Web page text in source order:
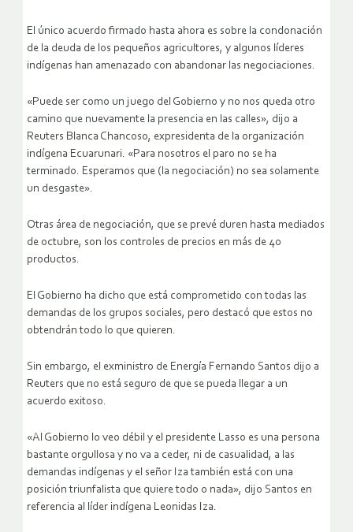
El único acuerdo firmado hasta ahora es sobre la condonación
de la deuda de los pequeños agricultores, y algunos líderes
indígenas han amenazado con abandonar las negociaciones.
«Puede ser como un juego del Gobierno y no nos queda otro
camino que nuevamente la presencia en las calles», dijo a
Reuters Blanca Chancoso, expresidenta de la organización
indígena Ecuarunari. «Para nosotros el paro no se ha
terminado. Esperamos que (la negociación) no sea solamente
un desgaste».
Otras área de negociación, que se prevé duren hasta mediados
de octubre, son los controles de precios en más de 40
productos.
El Gobierno ha dicho que está comprometido con todas las
demandas de los grupos sociales, pero destacó que estos no
obtendrán todo lo que quieren.
Sin embargo, el exministro de Energía Fernando Santos dijo a
Reuters que no está seguro de que se pueda llegar a un
acuerdo exitoso.
«Al Gobierno lo veo débil y el presidente Lasso es una persona
bastante orgullosa y no va a ceder, ni de casualidad, a las
demandas indígenas y el señor Iza también está con una
posición triunfalista que quiere todo o nada», dijo Santos en
referencia al líder indígena Leonidas Iza.